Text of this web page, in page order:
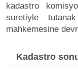
kadastro
suretiyle
mahkemesine
Kadastro